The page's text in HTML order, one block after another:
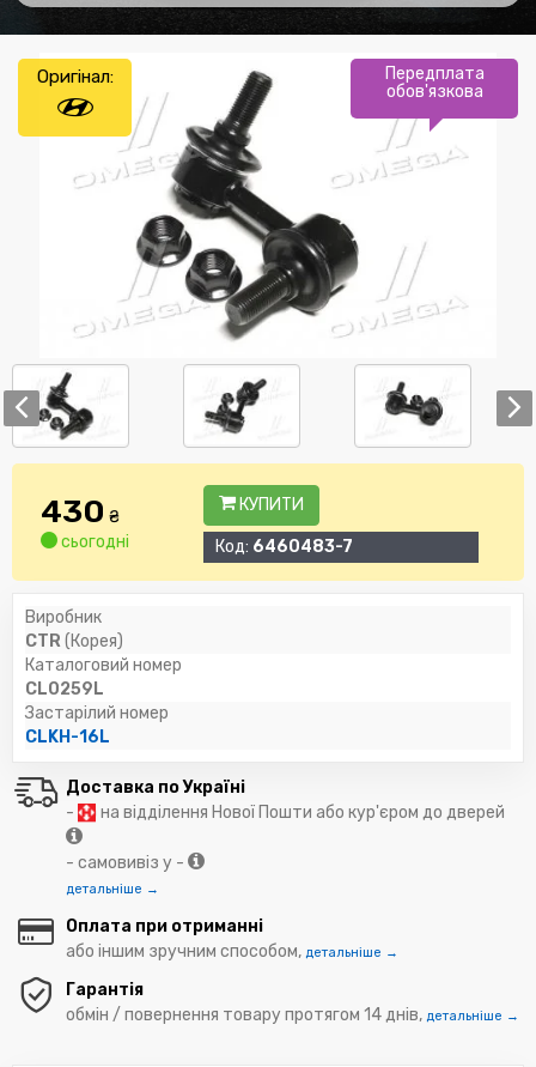
Передплата
обов'язкова
Оригінал:
430 ₴
сьогодні
КУПИТИ
Код: 6460483-7
Виробник
CTR(Корея)
Каталоговий номер
CL0259L
Застарілий номер
CLKH-16L
Доставка по Україні
-
на відділення Нової Пошти або кур'єром до дверей
- самовивіз у -
детальніше →
Оплата при отриманні
або іншим зручним способом, детальніше →
Гарантія
обмін / повернення товару протягом 14 днів, детальніше →